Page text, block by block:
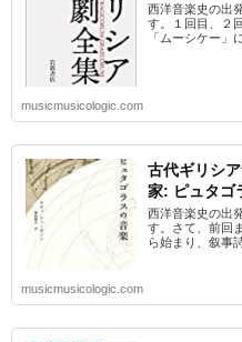
西洋音楽史の出
す。１回目、２
「ムーシケー」
musicmusicologic.com
古代ギリシ
家: ピュタゴ
西洋音楽史の出
す。さて、前回
ら始まり、叙事
musicmusicologic.com